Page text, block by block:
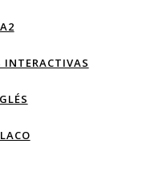
A2
INTERACTIVAS